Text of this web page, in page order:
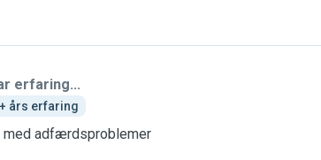
erfaring...
års erfaring
med adfærdsproblemer